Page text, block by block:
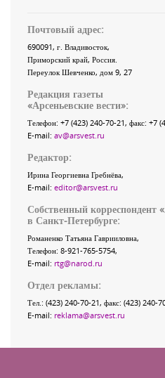
Почтовый адрес:
690091, г. Владивосток,
Приморский край, Россия
Переулок Шевченко, дом 9, 27
Редакция газеты
«Арсеньевские вести»:
Телефон: +7 (423) 240-70-21, факс: +7
E-mail: av@arsvest.ru
Редактор:
Ирина Георгиевна Гребнёва,
E-mail: editor@arsvest.ru
Собственный корреспондент
в Санкт-Петербурге:
Романенко Татьяна Гаврииловна,
Телефон: 8-921-765-5754,
E-mail: rtg@narod.ru
Отдел рекламы:
Тел.: (423) 240-70-21, факс: (423) 240-
E-mail: reklama@arsvest.ru